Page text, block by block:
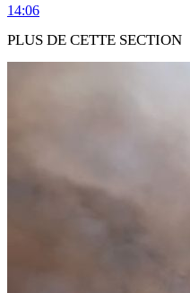
14:06
PLUS DE CETTE SECTION